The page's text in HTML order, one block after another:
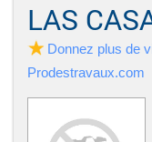
LAS
Donnez plus de
Prodestravaux.com